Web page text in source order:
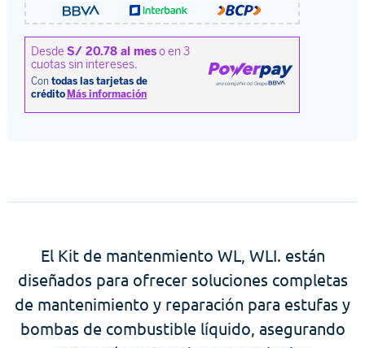
El Kit de mantenmiento WL, WLI. están
diseñados para ofrecer soluciones completas
de mantenimiento y reparación para estufas y
bombas de combustible líquido, asegurando